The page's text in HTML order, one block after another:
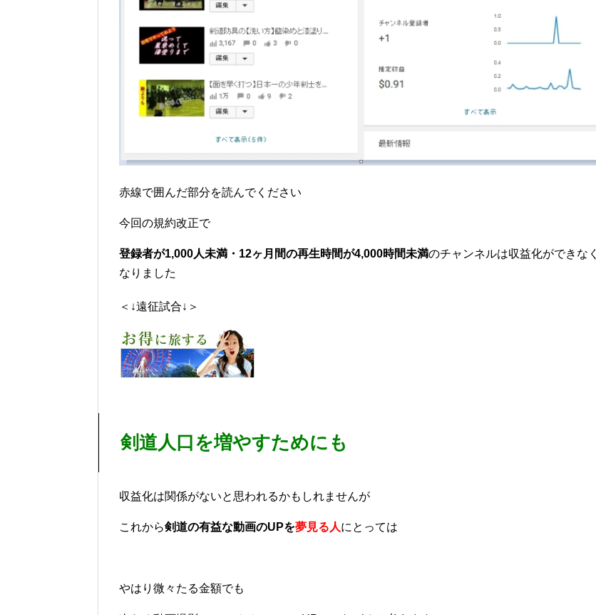
赤線で囲んだ部分を読んでください
今回の規約改正で
登録者が1,000人未満・12ヶ月間の再生時間が4,000時間未満のチャンネルは収益化ができなく
なりました
＜↓遠征試合↓＞
剣道人口を増やすためにも
収益化は関係がないと思われるかもしれませんが
これから剣道の有益な動画のUPを夢見る人にとっては
やはり微々たる金額でも